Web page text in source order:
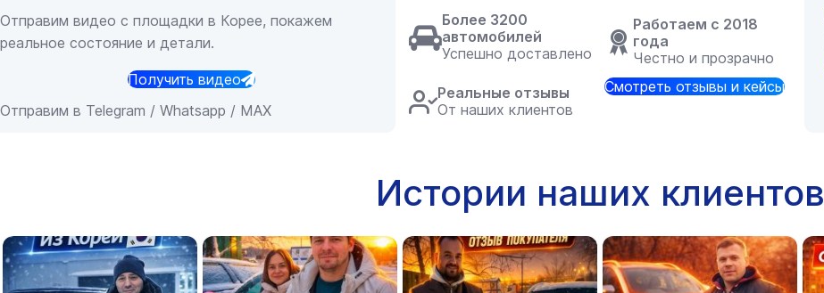
Отправим видео с площадки в Корее, покажем
реальное состояние и детали.
Получить видео
Отправим в Telegram / Whatsapp / MAX
Более 3200
автомобилей
Успешно доставлено
Работаем с 2018
года
Честно и прозрачно
Реальные отзывы
От наших клиентов
Смотреть отзывы и кейсы
Истории наших клиентов